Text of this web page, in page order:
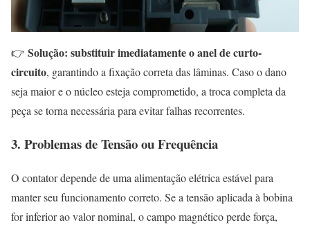
👉 Solução: substituir imediatamente o anel de curto-
circuito, garantindo a fixação correta das lâminas. Caso o dano
seja maior e o núcleo esteja comprometido, a troca completa da
peça se torna necessária para evitar falhas recorrentes.
3. Problemas de Tensão ou Frequência
O contator depende de uma alimentação elétrica estável para
manter seu funcionamento correto. Se a tensão aplicada à bobina
for inferior ao valor nominal, o campo magnético perde força,